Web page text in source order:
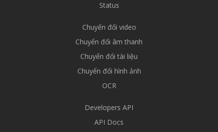
Status
Chuyển đổi video
Chuyển đổi âm thanh
Chuyển đổi tài liệu
Chuyển đổi hình ảnh
OCR
Developers API
API Docs